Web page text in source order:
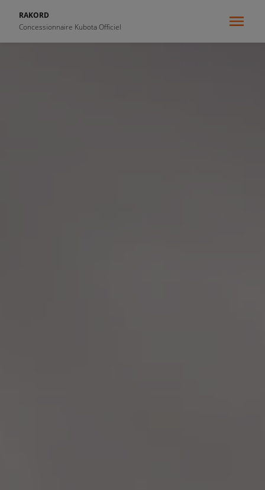
RAKORD
Concessionnaire Kubota Officiel